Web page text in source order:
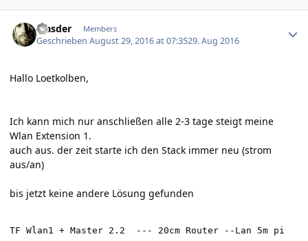
Masder Members
GeschriebenAugust 29, 2016 at 07:3529. Aug 2016
Hallo Loetkolben,
Ich kann mich nur anschließen alle 2-3 tage steigt meine
Wlan Extension 1.
auch aus. der zeit starte ich den Stack immer neu (strom
aus/an)
bis jetzt keine andere Lösung gefunden
TF Wlan1 + Master 2.2  --- 20cm Router --Lan 5m pi